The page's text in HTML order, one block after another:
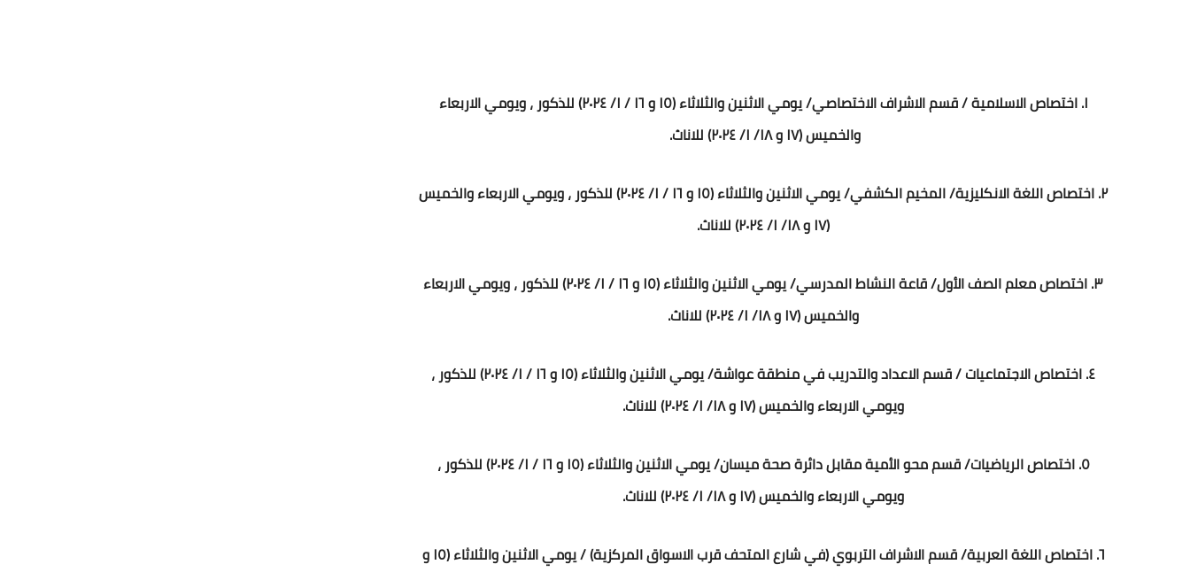
١. اختصاص الاسلامية / قسم الاشراف الاختصاصي/ يومي الاثنين والثلاثاء (١٥ و ١٦ / ١/ ٢٠٢٤) للذكور ، ويومي الاربعاء
والخميس (١٧ و ١٨/ ١/ ٢٠٢٤) للاناث.
٢. اختصاص اللغة الانكليزية/ المخيم الكشفي/ يومي الاثنين والثلاثاء (١٥ و ١٦ / ١/ ٢٠٢٤) للذكور ، ويومي الاربعاء والخميس
(١٧ و ١٨/ ١/ ٢٠٢٤) للاناث.
٣. اختصاص معلم الصف الأول/ قاعة النشاط المدرسي/ يومي الاثنين والثلاثاء (١٥ و ١٦ / ١/ ٢٠٢٤) للذكور ، ويومي الاربعاء
والخميس (١٧ و ١٨/ ١/ ٢٠٢٤) للاناث.
٤. اختصاص الاجتماعيات / قسم الاعداد والتدريب في منطقة عواشة/ يومي الاثنين والثلاثاء (١٥ و ١٦ / ١/ ٢٠٢٤) للذكور ،
ويومي الاربعاء والخميس (١٧ و ١٨/ ١/ ٢٠٢٤) للاناث.
٥. اختصاص الرياضيات/ قسم محو الأمية مقابل دائرة صحة ميسان/ يومي الاثنين والثلاثاء (١٥ و ١٦ / ١/ ٢٠٢٤) للذكور ،
ويومي الاربعاء والخميس (١٧ و ١٨/ ١/ ٢٠٢٤) للاناث.
٦. اختصاص اللغة العربية/ قسم الاشراف التربوي (في شارع المتحف قرب الاسواق المركزية) / يومي الاثنين والثلاثاء (١٥ و